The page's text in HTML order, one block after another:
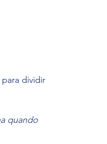
dividir
quando